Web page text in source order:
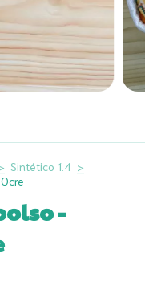
Sintético 1.4 >
-